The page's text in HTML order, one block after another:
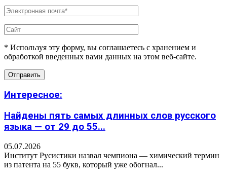
* Используя эту форму, вы соглашаетесь с хранением и
обработкой введенных вами данных на этом веб-сайте.
Интересное:
Найдены пять самых длинных слов русского
языка — от 29 до 55...
05.07.2026
Институт Русистики назвал чемпиона — химический термин
из патента на 55 букв, который уже обогнал...